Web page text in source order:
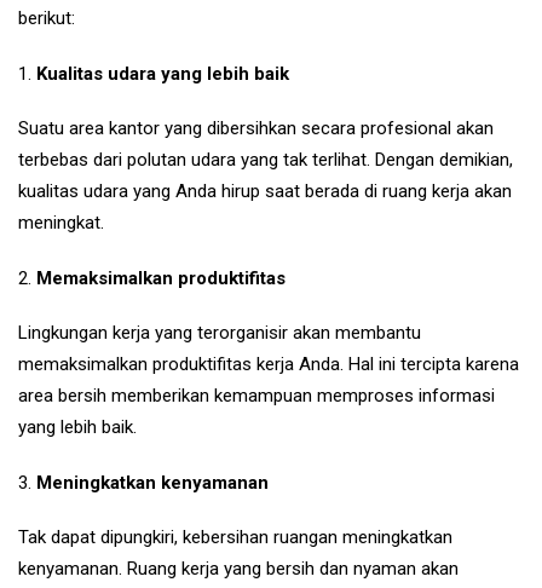
berikut:
1. Kualitas udara yang lebih baik
Suatu area kantor yang dibersihkan secara profesional akan
terbebas dari polutan udara yang tak terlihat. Dengan demikian,
kualitas udara yang Anda hirup saat berada di ruang kerja akan
meningkat.
2. Memaksimalkan produktifitas
Lingkungan kerja yang terorganisir akan membantu
memaksimalkan produktifitas kerja Anda. Hal ini tercipta karena
area bersih memberikan kemampuan memproses informasi
yang lebih baik.
3. Meningkatkan kenyamanan
Tak dapat dipungkiri, kebersihan ruangan meningkatkan
kenyamanan. Ruang kerja yang bersih dan nyaman akan